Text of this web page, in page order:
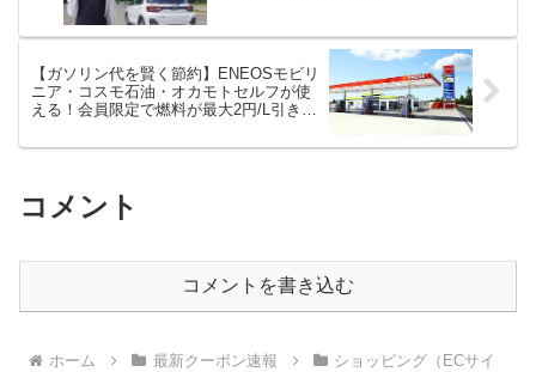
【ガソリン代を賢く節約】ENEOSモビリ
ニア・コスモ石油・オカモトセルフが使
える！会員限定で燃料が最大2円/L引きに
コメント
コメントを書き込む
ホーム 最新クーポン速報
ショッピング（ECサイ